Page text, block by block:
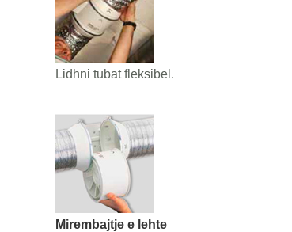
Lidhni tubat fleksibel.
Mirembajtje e lehte